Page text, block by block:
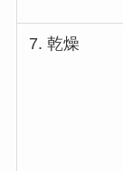
7. 乾燥